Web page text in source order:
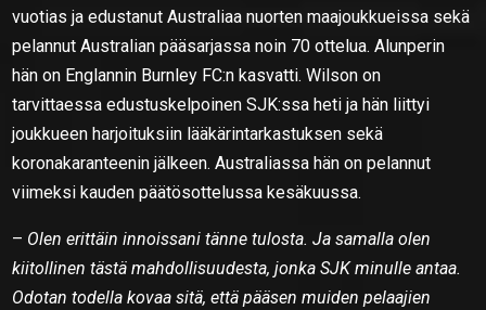
vuotias ja edustanut Australiaa nuorten maajoukkueissa sekä
pelannut Australian pääsarjassa noin 70 ottelua. Alunperin
hän on Englannin Burnley FC:n kasvatti. Wilson on
tarvittaessa edustuskelpoinen SJK:ssa heti ja hän liittyi
joukkueen harjoituksiin lääkärintarkastuksen sekä
koronakaranteenin jälkeen. Australiassa hän on pelannut
viimeksi kauden päätösottelussa kesäkuussa.
– Olen erittäin innoissani tänne tulosta. Ja samalla olen
kiitollinen tästä mahdollisuudesta, jonka SJK minulle antaa.
Odotan todella kovaa sitä, että pääsen muiden pelaajien